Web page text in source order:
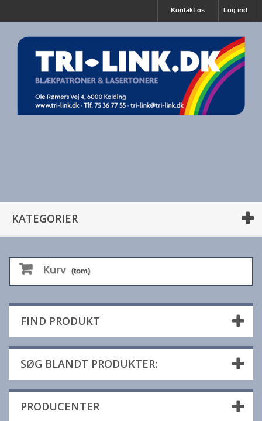
Log ind
Kontakt os
KATEGORIER
Kurv (tom)
FIND PRODUKT
SØG BLANDT PRODUKTER:
PRODUCENTER